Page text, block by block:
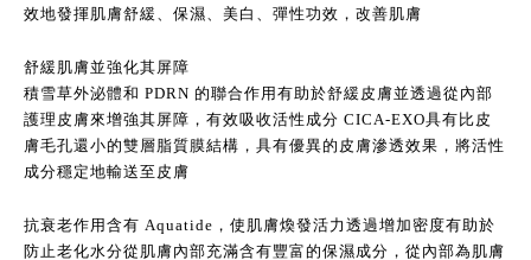
效地發揮肌膚舒緩、保濕、美白、彈性功效，改善肌膚
舒緩肌膚並強化其屏障
積雪草外泌體和 PDRN 的聯合作用有助於舒緩皮膚並透過從內部
護理皮膚來增強其屏障，有效吸收活性成分 CICA-EXO具有比皮
膚毛孔還小的雙層脂質膜結構，具有優異的皮膚滲透效果，將活性
成分穩定地輸送至皮膚
抗衰老作用含有 Aquatide，使肌膚煥發活力透過增加密度有助於
防止老化水分從肌膚內部充滿含有豐富的保濕成分，從內部為肌膚